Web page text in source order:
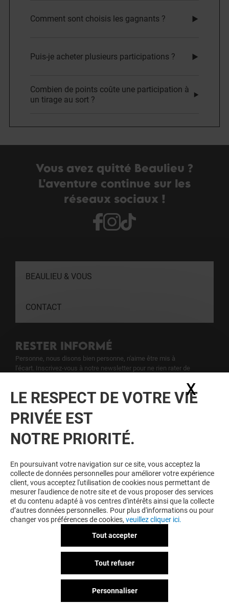
Comment sont choisis les gagnants ?
Puis-je acheter plusieurs participations ?
Combien de points coûte une participation à
un tirage au sort ?
Vous avez quitté Beaulieu ?
L'aventure continue sur les
réseaux sociaux !
BEAULIEU & VOUS
CONTACT
RESTER INFORMÉ
Personne, nous disons bien personne, n'aime être mis à
l'écart. Inscrivez-vous à notre newsletter pour ne rien rater de
Voir notre politique de protection des
données personelles.
FIDELE
Devenez membre de Beaulieu & Moi pour bénéficier
d'avantages, d'offres et de services exclusifs dans
votre Centre Commercial Beaulieu et chez nos
partenaires.
Règlement Intérieur
LE RESPECT DE VOTRE VIE
PRIVÉE EST
NOTRE PRIORITÉ.
En poursuivant votre navigation sur ce site, vous acceptez la
collecte de données personnelles pour améliorer votre expérience
client, vous acceptez l'utilisation de cookies nous permettant de
mesurer l'audience de notre site et de vous proposer des services
et du contenu adapté à vos centres d'intérêts ainsi que la collecte
d’autres données personnelles. Pour plus d'informations ou pour
changer vos préférences de cookies, veuillez cliquer ici.
Tout accepter
Tout refuser
Personnaliser
X